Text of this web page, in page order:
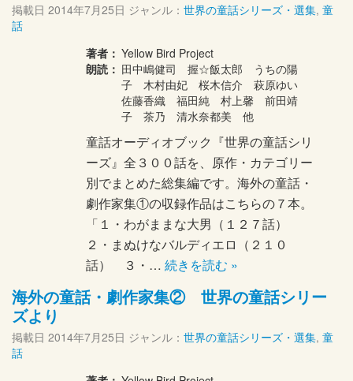
掲載日 2014年7月25日 ジャンル： 世界の童話シリーズ・選集, 童
話
著者： Yellow Bird Project
朗読： 田中嶋健司 握☆飯太郎 うちの陽
子 木村由妃 桜木信介 萩原ゆい
佐藤香織 福田純 村上馨 前田靖
子 茶乃 清水奈都美 他
童話オーディオブック『世界の童話シリ
ーズ』全３００話を、原作・カテゴリー
別でまとめた総集編です。海外の童話・
劇作家集①の収録作品はこちらの７本。
「１・わがままな大男（１２７話）
２・まぬけなバルディエロ（２１０
話） ３・… 続きを読む »
海外の童話・劇作家集② 世界の童話シリー
ズより
掲載日 2014年7月25日 ジャンル： 世界の童話シリーズ・選集, 童
話